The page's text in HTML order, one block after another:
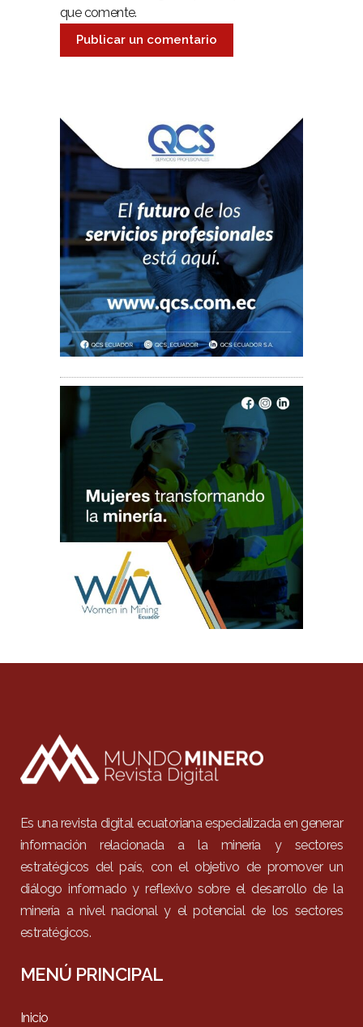
que comente.
Es una revista digital ecuatoriana especializada en generar
información relacionada a la minería y sectores
estratégicos del país, con el objetivo de promover un
diálogo informado y reflexivo sobre el desarrollo de la
minería a nivel nacional y el potencial de los sectores
estratégicos.
MENÚ PRINCIPAL
Inicio